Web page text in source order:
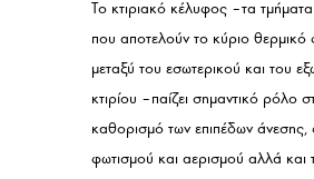
Το κτιριακό κέλυφος – τα τμήματα
που αποτελούν το κύριο
μεταξύ του εσωτερικού και του
κτιρίου – παίζει σημαντικό ρόλο
καθορισμό των επιπέδων άνεσης,
φωτισμού και αερισμού αλλά και